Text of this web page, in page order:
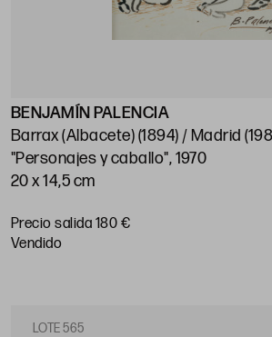
BENJAMÍN PALENCIA
Barrax (Albacete) (1894) / Madrid
"Personajes y caballo", 1970
20 x 14,5 cm
Precio salida 180 €
vendido
LOTE 565